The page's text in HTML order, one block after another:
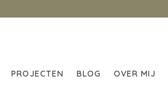
PROJECTEN BLOG OVER MIJ